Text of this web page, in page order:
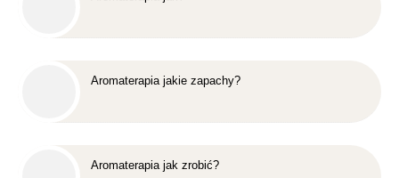
Aromaterapia jakie zapachy?
Aromaterapia jak zrobić?